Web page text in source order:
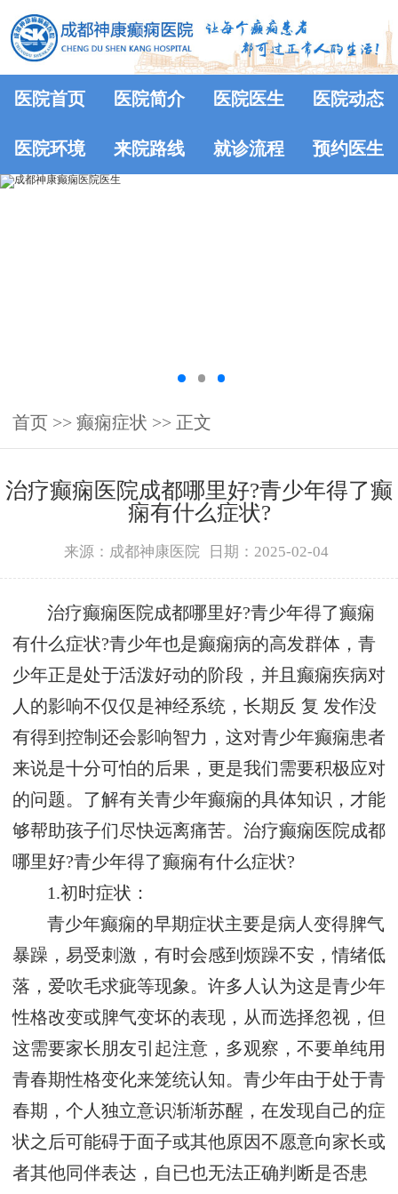
医院首页 医院简介 医院医生 医院动态
医院环境 来院路线 就诊流程 预约医生
首页 >> 癫痫症状 >> 正文
治疗癫痫医院成都哪里好?青少年得了癫
痫有什么症状?
来源：成都神康医院 日期：2025-02-04
治疗癫痫医院成都哪里好?青少年得了癫痫
有什么症状?青少年也是癫痫病的高发群体，青
少年正是处于活泼好动的阶段，并且癫痫疾病对
人的影响不仅仅是神经系统，长期反 复 发作没
有得到控制还会影响智力，这对青少年癫痫患者
来说是十分可怕的后果，更是我们需要积极应对
的问题。了解有关青少年癫痫的具体知识，才能
够帮助孩子们尽快远离痛苦。治疗癫痫医院成都
哪里好?青少年得了癫痫有什么症状?
1.初时症状：
青少年癫痫的早期症状主要是病人变得脾气
暴躁，易受刺激，有时会感到烦躁不安，情绪低
落，爱吹毛求疵等现象。许多人认为这是青少年
性格改变或脾气变坏的表现，从而选择忽视，但
这需要家长朋友引起注意，多观察，不要单纯用
青春期性格变化来笼统认知。青少年由于处于青
春期，个人独立意识渐渐苏醒，在发现自己的症
状之后可能碍于面子或其他原因不愿意向家长或
者其他同伴表达，自已也无法正确判断是否患